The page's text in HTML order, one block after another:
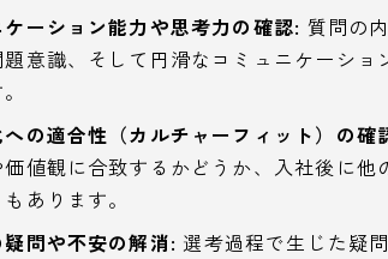
ケーション能力や思考力の確認: 質問の
意識、そして円滑なコミュニケーショ
の適合性（カルチャーフィット）の確
価値観に合致するかどうか、入社後に
あります。
問や不安の解消: 選考過程で生じた疑